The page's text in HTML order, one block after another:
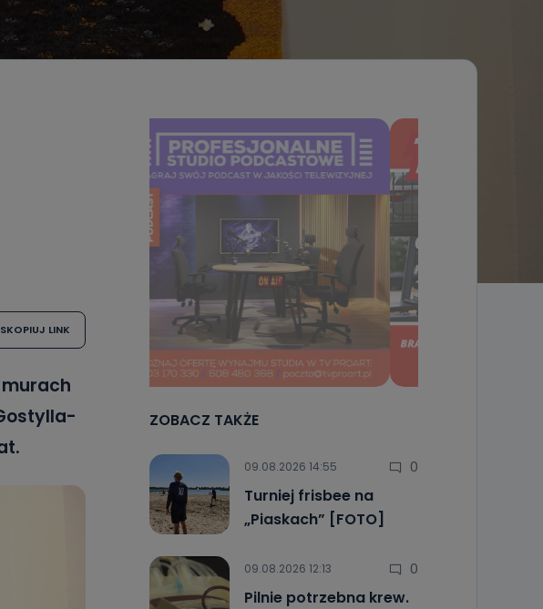
SKOPIUJ LINK
ZOBACZ TAKŻE
09.08.2026 14:55 0
Turniej frisbee na
„Piaskach” [FOTO]
09.08.2026 12:13 0
Pilnie potrzebna krew.